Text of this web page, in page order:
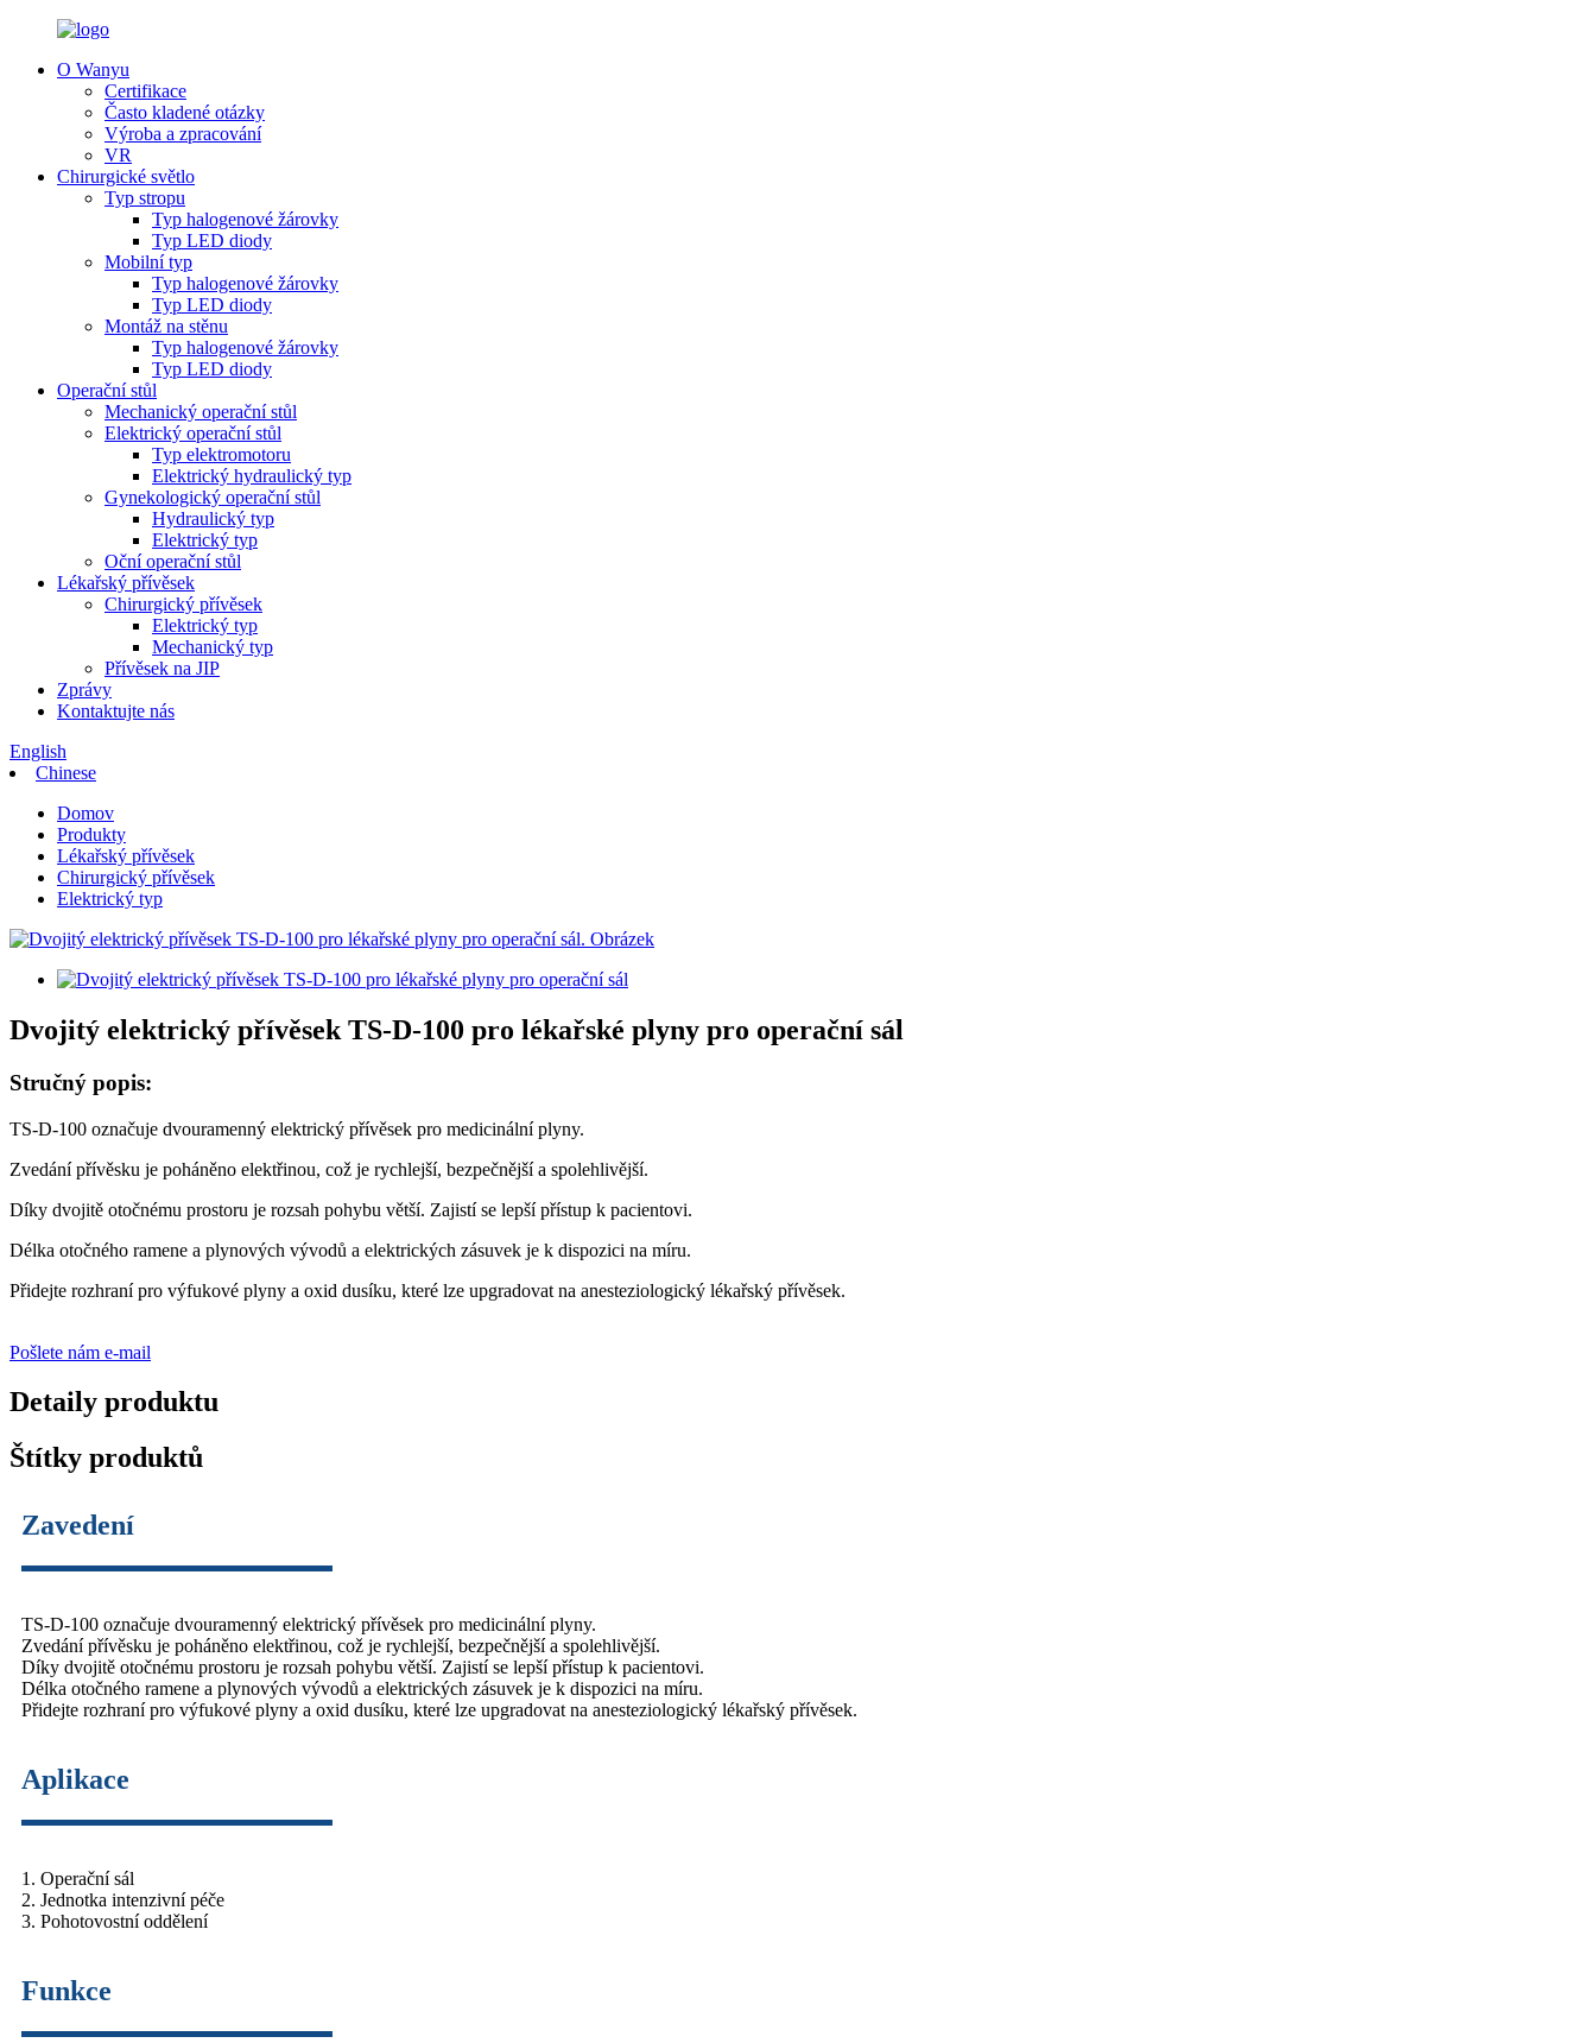
O Wanyu
Certifikace
Často kladené otázky
Výroba a zpracování
VR
Chirurgické světlo
Typ stropu
Typ halogenové žárovky
Typ LED diody
Mobilní typ
Typ halogenové žárovky
Typ LED diody
Montáž na stěnu
Typ halogenové žárovky
Typ LED diody
Operační stůl
Mechanický operační stůl
Elektrický operační stůl
Typ elektromotoru
Elektrický hydraulický typ
Gynekologický operační stůl
Hydraulický typ
Elektrický typ
Oční operační stůl
Lékařský přívěsek
Chirurgický přívěsek
Elektrický typ
Mechanický typ
Přívěsek na JIP
Zprávy
Kontaktujte nás
English
Chinese
Domov
Produkty
Lékařský přívěsek
Chirurgický přívěsek
Elektrický typ
Dvojitý elektrický přívěsek TS-D-100 pro lékařské plyny pro operační sál
Stručný popis:
TS-D-100 označuje dvouramenný elektrický přívěsek pro medicinální plyny.
Zvedání přívěsku je poháněno elektřinou, což je rychlejší, bezpečnější a spolehlivější.
Díky dvojitě otočnému prostoru je rozsah pohybu větší. Zajistí se lepší přístup k pacientovi.
Délka otočného ramene a plynových vývodů a elektrických zásuvek je k dispozici na míru.
Přidejte rozhraní pro výfukové plyny a oxid dusíku, které lze upgradovat na anesteziologický lékařský přívěsek.
Pošlete nám e-mail
Detaily produktu
Štítky produktů
Zavedení
TS-D-100 označuje dvouramenný elektrický přívěsek pro medicinální plyny.
Zvedání přívěsku je poháněno elektřinou, což je rychlejší, bezpečnější a spolehlivější.
Díky dvojitě otočnému prostoru je rozsah pohybu větší. Zajistí se lepší přístup k pacientovi.
Délka otočného ramene a plynových vývodů a elektrických zásuvek je k dispozici na míru.
Přidejte rozhraní pro výfukové plyny a oxid dusíku, které lze upgradovat na anesteziologický lékařský přívěsek.
Aplikace
1. Operační sál
2. Jednotka intenzivní péče
3. Pohotovostní oddělení
Funkce